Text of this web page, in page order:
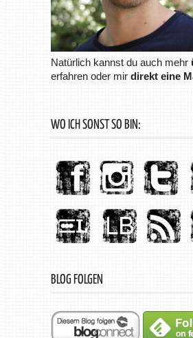
Natürlich kannst du auch mehr
erfahren oder mir direkt eine
WO ICH SONST SO BIN:
BLOG FOLGEN